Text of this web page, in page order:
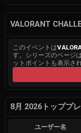
VALORANT
このイベントは
す。シリーズのページ
ットポイントも表示さ
8月 2026トッププ
ユーザー名